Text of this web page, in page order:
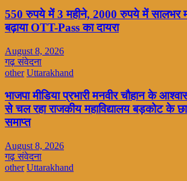
550 रुपये में 3 महीने, 2000 रुपये में सालभर
बढ़ाया OTT-Pass का दायरा
August 8, 2026
गढ़ संवेदना
other Uttarakhand
भाजपा मीडिया प्रभारी मनवीर चौहान के
से चल रहा राजकीय महाविद्यालय बड़कोट के
समाप्त
August 8, 2026
गढ़ संवेदना
other Uttarakhand